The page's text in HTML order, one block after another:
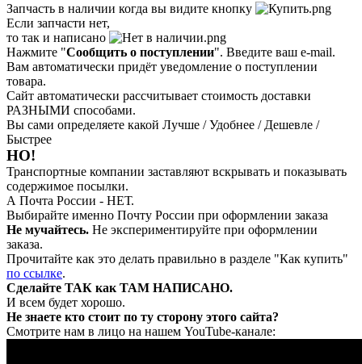
Запчасть в наличии когда вы видите кнопку
Если запчасти нет,
то так и написано
Нажмите "Сообщить о поступлении". Введите ваш e-mail.
Вам автоматически придёт уведомление о поступлении
товара.
Сайт автоматически рассчитывает стоимость доставки
РАЗНЫМИ способами.
Вы сами определяете какой Лучше / Удобнее / Дешевле /
Быстрее
НО!
Транспортные компании заставляют вскрывать и показывать
содержимое посылки.
А Почта России - НЕТ.
Выбирайте именно Почту России при оформлении заказа
Не мучайтесь. Не экспериментируйте при оформлении
заказа.
Прочитайте как это делать правильно в разделе "Как купить"
по ссылке.
Сделайте ТАК как ТАМ НАПИСАНО.
И всем будет хорошо.
Не знаете кто стоит по ту сторону этого сайта?
Смотрите нам в лицо на нашем YouTube-канале: